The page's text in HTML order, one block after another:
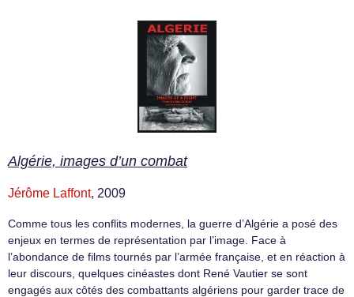
Algérie, images d’un combat
Jérôme Laffont, 2009
Comme tous les conflits modernes, la guerre d’Algérie a posé des
enjeux en termes de représentation par l’image. Face à
l’abondance de films tournés par l’armée française, et en réaction à
leur discours, quelques cinéastes dont René Vautier se sont
engagés aux côtés des combattants algériens pour garder trace de